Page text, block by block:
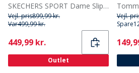
SKECHERS SPORT Dame Slip In Summits Nye Hverdags Sneakers Navy
Vejl. pris899,99 kr.
Var499,99 kr.
Current
449,99 kr.
Outlet
Vejl.
Spare